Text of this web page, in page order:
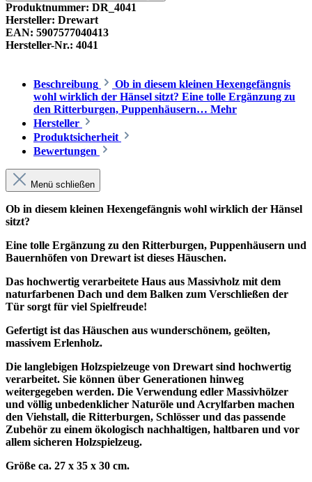
Produktnummer: DR_4041
Hersteller: Drewart
EAN: 5907577040413
Hersteller-Nr.: 4041
Beschreibung
Ob in diesem kleinen Hexengefängnis
wohl wirklich der Hänsel sitzt? Eine tolle Ergänzung zu
den Ritterburgen, Puppenhäusern… Mehr
Hersteller
Produktsicherheit
Bewertungen
Menü schließen
Ob in diesem kleinen Hexengefängnis wohl wirklich der Hänsel
sitzt?
Eine tolle Ergänzung zu den Ritterburgen, Puppenhäusern und
Bauernhöfen von Drewart ist dieses Häuschen.
Das hochwertig verarbeitete Haus aus Massivholz mit dem
naturfarbenen Dach und dem Balken zum Verschließen der
Tür sorgt für viel Spielfreude!
Gefertigt ist das Häuschen aus wunderschönem, geölten,
massivem Erlenholz.
Die langlebigen Holzspielzeuge von Drewart sind hochwertig
verarbeitet. Sie können über Generationen hinweg
weitergegeben werden. Die Verwendung edler Massivhölzer
und völlig unbedenklicher Naturöle und Acrylfarben machen
den Viehstall, die Ritterburgen, Schlösser und das passende
Zubehör zu einem ökologisch nachhaltigen, haltbaren und vor
allem sicheren Holzspielzeug.
Größe ca. 27 x 35 x 30 cm.